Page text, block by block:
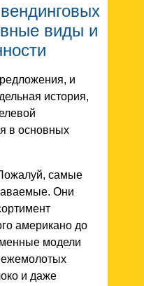
виды и
и
история,
в основных
самые
Они
американо до
модели
и даже